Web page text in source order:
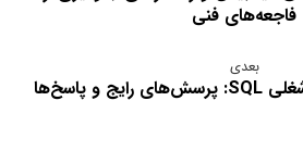
فاجعه‌های فنی
بعدی